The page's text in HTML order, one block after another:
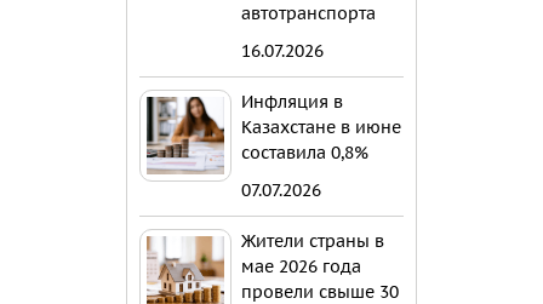
автотранспорта
16.07.2026
Инфляция в
Казахстане в июне
составила 0,8%
07.07.2026
Жители страны в
мае 2026 года
провели свыше 30